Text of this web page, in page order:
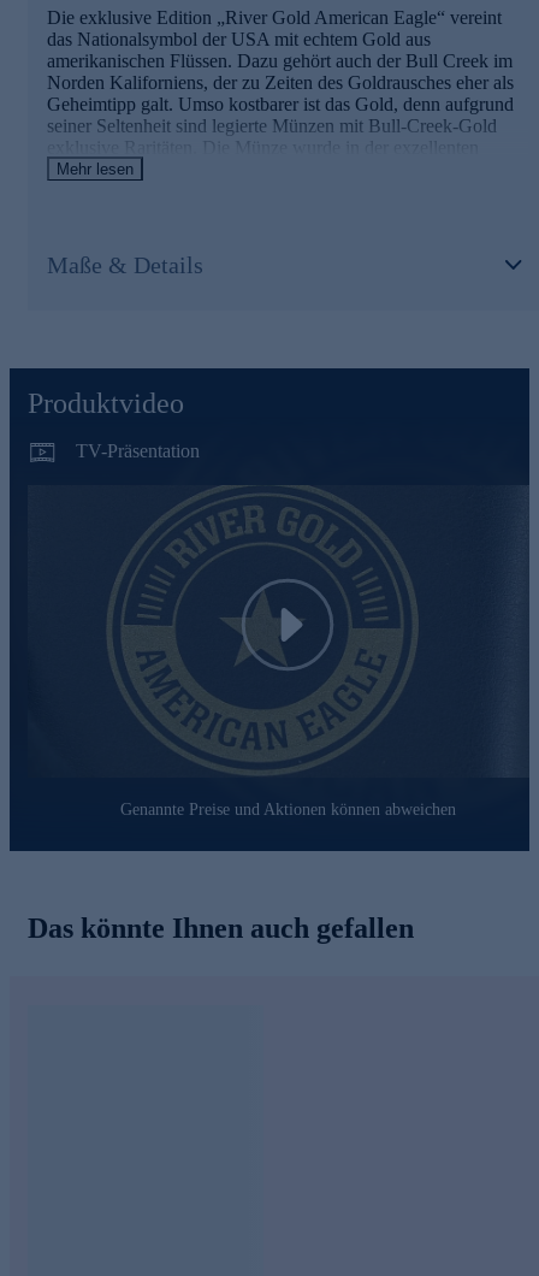
Erhaltung: Proof Like
mit Münz-Etui und Echtheitszertifikat
Gleich online für Ihre Sammlung sichern.
Die exklusive Edition „River Gold American Eagle“ vereint
das Nationalsymbol der USA mit echtem Gold aus
amerikanischen Flüssen. Dazu gehört auch der Bull Creek im
Norden Kaliforniens, der zu Zeiten des Goldrausches eher als
Geheimtipp galt. Umso kostbarer ist das Gold, denn aufgrund
seiner Seltenheit sind legierte Münzen mit Bull-Creek-Gold
exklusive Raritäten. Die Münze wurde in der exzellenten
Prägequalität „Prooflike“ aus massivem .990 Gold gefertigt
auf nur 1.486 Exemplare limitiert. Edelmetallgehalt, Echtheit
und Status als amtliches Zahlungsmittel werden durch ein
Die Details der Ausgabe im Überblick
1/10 Oz River Gold American Eagle mit massivem Gold
mit dem berühmtesten (Münz-)Motiv der USA, dem
.990 Fine Gold mit einem Anteil von Bull-Creek-Gold
Auflage nur 1.486 Münzen
Erhaltung: Proof Like
mit Münz-Etui und Echtheitszertifikat
Gleich online für Ihre Sammlung sichern.
Mehr lesen
Maße & Details
Produktvideo
TV-Präsentation
Play
Genannte Preise und Aktionen können abweichen
Das könnte Ihnen auch gefallen